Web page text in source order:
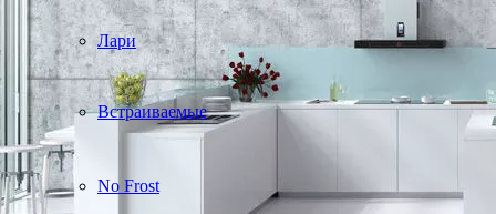
Лари
Встраиваемые
No Frost